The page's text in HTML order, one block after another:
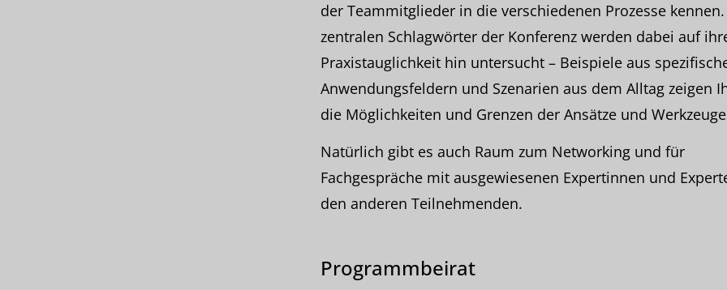
der Teammitglieder in die verschiedenen Prozesse
zentralen Schlagwörter der Konferenz werden dabei auf
Praxistauglichkeit hin untersucht – Beispiele aus
Anwendungsfeldern und Szenarien aus dem Alltag zeigen
die Möglichkeiten und Grenzen der Ansätze und
Natürlich gibt es auch Raum zum Networking und für
Fachgespräche mit ausgewiesenen Expertinnen und
den anderen Teilnehmenden.
Programmbeirat